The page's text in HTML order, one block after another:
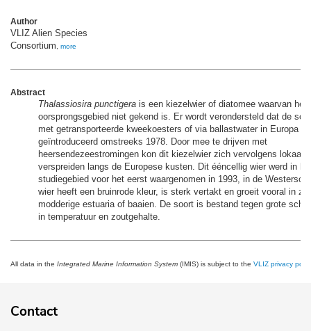
Author
VLIZ Alien Species
Consortium
more
Abstract
Thalassiosira punctigera is een kiezelwier of diatomee waarvan het
oorsprongsgebied niet gekend is. Er wordt verondersteld dat de
met getransporteerde kweekoesters of via ballastwater in Europa
geïntroduceerd omstreeks 1978. Door mee te drijven met
heersendezeestromingen kon dit kiezelwier zich vervolgens lokaal
verspreiden langs de Europese kusten. Dit ééncellig wier werd in
studiegebied voor het eerst waargenomen in 1993, in de
wier heeft een bruinrode kleur, is sterk vertakt en groeit vooral in
modderige estuaria of baaien. De soort is bestand tegen grote
in temperatuur en zoutgehalte.
All data in the Integrated Marine Information System (IMIS) is subject to the VLIZ privacy
Contact